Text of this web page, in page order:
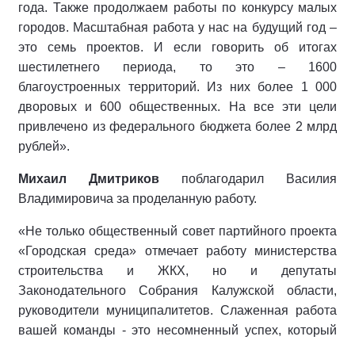
года. Также продолжаем работы по конкурсу малых
городов. Масштабная работа у нас на будущий год –
это семь проектов. И если говорить об итогах
шестилетнего периода, то это – 1600
благоустроенных территорий. Из них более 1 000
дворовых и 600 общественных. На все эти цели
привлечено из федерального бюджета более 2 млрд
рублей».
Михаил Дмитриков поблагодарил Василия
Владимировича за проделанную работу.
«Не только общественный совет партийного проекта
«Городская среда» отмечает работу министерства
строительства и ЖКХ, но и депутаты
Законодательного Собрания Калужской области,
руководители муниципалитетов. Слаженная работа
вашей команды - это несомненный успех, который